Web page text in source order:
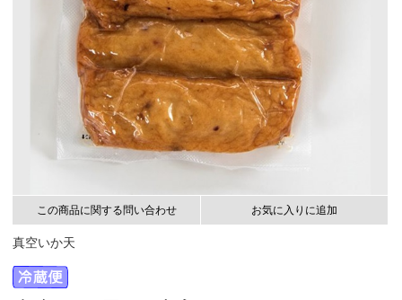
この商品に関する問い合わせ お気に入りに追加
真空いか天